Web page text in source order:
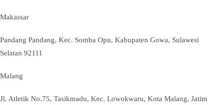
Makassar
Pandang Pandang, Kec. Somba Opu, Kabupaten Gowa, Sulawesi
Selatan 92111
Malang
Jl. Atletik No.75, Tasikmadu, Kec. Lowokwaru, Kota Malang, Jatim